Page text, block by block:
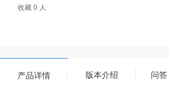
收藏 0 人
产品详情 版本介绍 问答